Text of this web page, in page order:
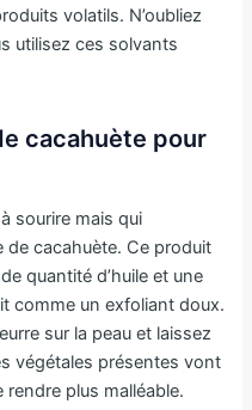
volatils. N’oubliez
utilisez ces solvants
cacahuète pour
sourire mais qui
de cacahuète. Ce produit
quantité d’huile et une
comme un exfoliant doux.
sur la peau et laissez
végétales présentes vont
plus malléable.